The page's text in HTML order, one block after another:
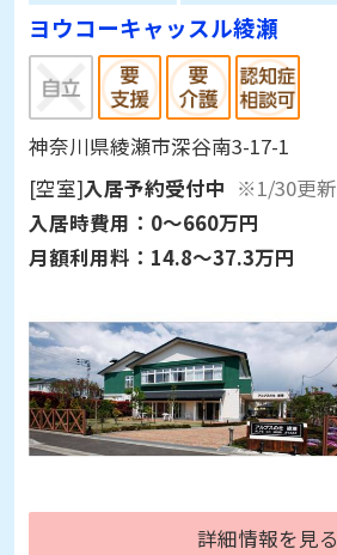
ヨウコーキャッスル綾瀬
神奈川県綾瀬市深谷南3-17-1
[空室]入居予約受付中 ※1/30更新
入居時費用： 0～660万円
月額利用料： 14.8～37.3万円
詳細情報を見る